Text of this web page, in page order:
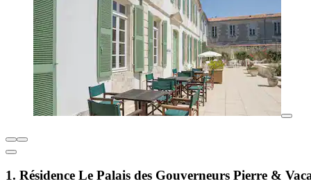
1. Résidence Le Palais des Gouverneurs Pierre &